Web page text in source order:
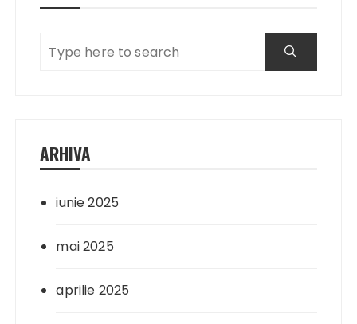
ARHIVA
iunie 2025
mai 2025
aprilie 2025